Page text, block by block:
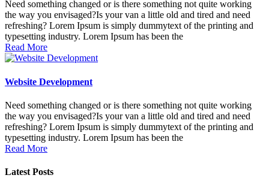
Need something changed or is there something not quite working
the way you envisaged?Is your van a little old and tired and need
refreshing? Lorem Ipsum is simply dummytext of the printing and
typesetting industry. Lorem Ipsum has been the
Read More
Website Development
Need something changed or is there something not quite working
the way you envisaged?Is your van a little old and tired and need
refreshing? Lorem Ipsum is simply dummytext of the printing and
typesetting industry. Lorem Ipsum has been the
Read More
Latest Posts